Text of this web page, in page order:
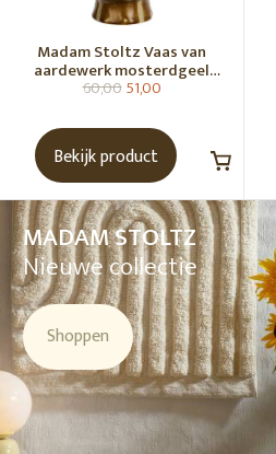
Madam Stoltz Vaas van
aardewerk mosterdgeel
naturel
60,0051,00
Bekijk product
MADAM STOLTZ
Nieuwe collectie
Shoppen